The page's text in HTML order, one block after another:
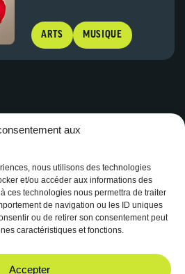
aux
nous utilisons des technologies
et/ou accéder aux informations des
ces technologies nous permettra de traiter
de navigation ou les ID uniques
ou de retirer son consentement peut
caractéristiques et fonctions.
Accepter
ARTS MUSIQUE
radio des étudiant.es de l’Université
de création radiophonique unique.
Instagram